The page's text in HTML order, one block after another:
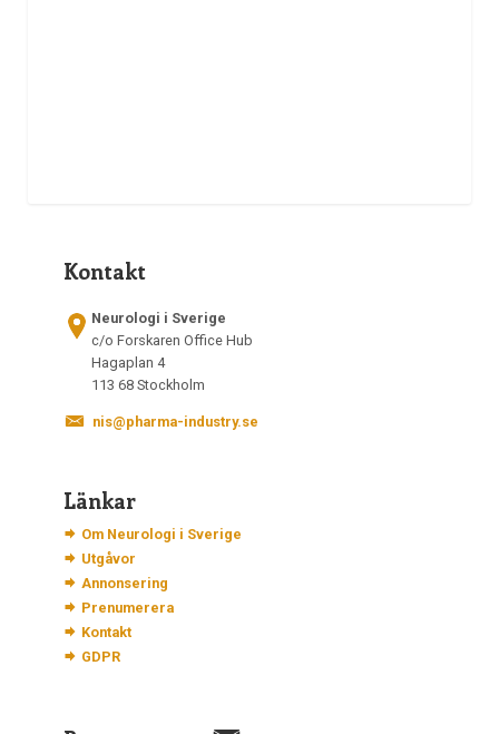
Kontakt
Neurologi i Sverige
c/o Forskaren Office Hub
Hagaplan 4
113 68 Stockholm
nis@pharma-industry.se
Länkar
Om Neurologi i Sverige
Utgåvor
Annonsering
Prenumerera
Kontakt
GDPR